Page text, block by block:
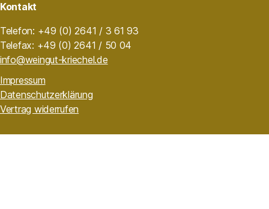
Kontakt
Telefon: +49 (0) 2641 / 3 61 93
Telefax: +49 (0) 2641 / 50 04
info@weingut-kriechel.de
Impressum
Datenschutzerklärung
Vertrag widerrufen